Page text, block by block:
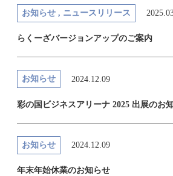
お知らせ , ニュースリリース
らくーざバージョンアップのご案内
お知らせ 2024.12.09
彩の国ビジネスアリーナ 2025 出展のお
お知らせ 2024.12.09
年末年始休業のお知らせ